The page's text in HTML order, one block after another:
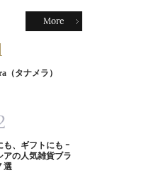
More
（タナメラ）
も、ギフトにも ｰ
アの人気雑貨ブラ
選